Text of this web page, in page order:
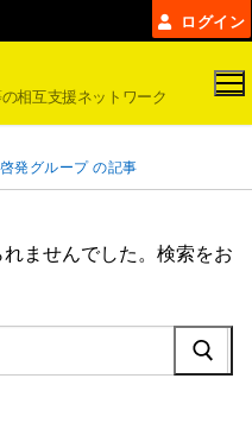
ログイン
相互支援ネットワーク
発グループ の記事
ませんでした。検索をお